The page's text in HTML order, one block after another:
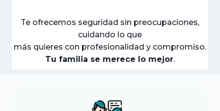
Te ofrecemos seguridad sin preocupaciones,
cuidando lo que
más quieres con profesionalidad y compromiso.
Tu familia se merece lo mejor.